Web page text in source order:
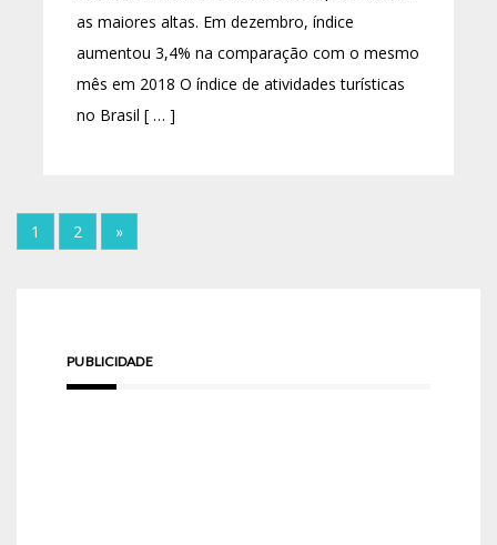
as maiores altas. Em dezembro, índice
aumentou 3,4% na comparação com o mesmo
mês em 2018 O índice de atividades turísticas
no Brasil [ … ]
1 2 »
PUBLICIDADE